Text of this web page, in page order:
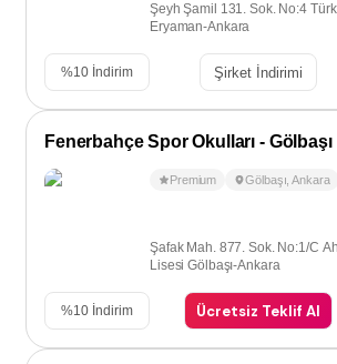
Şeyh Şamil 131. Sok. No:4
Eryaman-Ankara
%10 İndirim Şirket İndirimi
Fenerbahçe Spor Okulları - Gölbaşı
Premium Gölbaşı ,Ankara
Şafak Mah. 877. Sok. No:1/C
Lisesi Gölbaşı-Ankara
%10 İndirim Ücretsiz Teklif Al